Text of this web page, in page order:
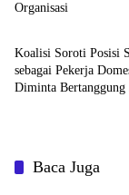
Organisasi
News
Koalisi Soroti Posisi
sebagai Pekerja
Diminta Bertanggung
Baca Juga